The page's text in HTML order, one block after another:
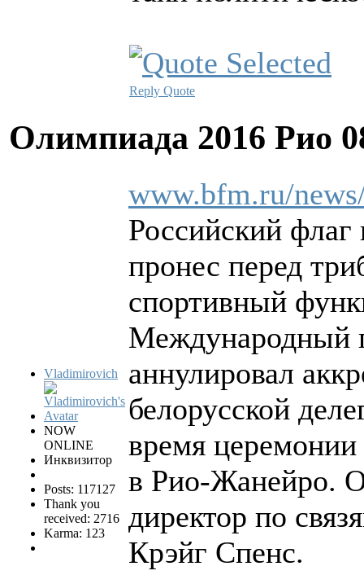
Reply Quote
Олимпиада 2016 Рио
Vladimirovich
NOW
ONLINE
Инквизитор
Posts: 117127
Thank you
received: 2716
Karma: 123
www.bfm.ru/
Российский
пронес перед
спортивный
Международный
аннулировал
белорусской
время
в Рио-Жанейро.
директор по
Крэйг Спенс.